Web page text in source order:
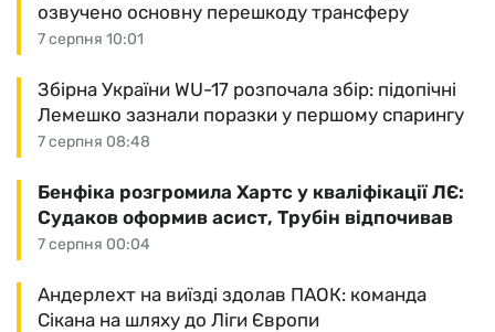
7 серпня 10:01
озвучено основну перешкоду трансферу
7 серпня 08:48
Збірна України WU-17 розпочала збір: підопічні
Лемешко зазнали поразки у першому спарингу
7 серпня 00:04
Бенфіка розгромила Хартс у кваліфікації ЛЄ:
Судаков оформив асист, Трубін відпочивав
Андерлехт на виїзді здолав ПАОК: команда
Сікана на шляху до Ліги Європи